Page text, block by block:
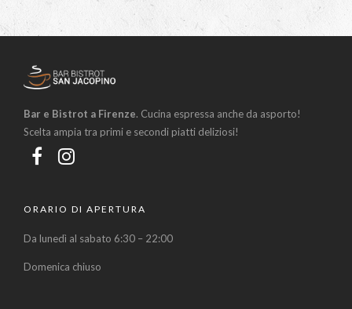
Bar e Bistrot a Firenze. Cucina espressa anche da asporto!
Scelta ampia tra primi e secondi piatti deliziosi!
ORARIO DI APERTURA
Da lunedì al sabato 6:30 – 22:00
Domenica chiuso